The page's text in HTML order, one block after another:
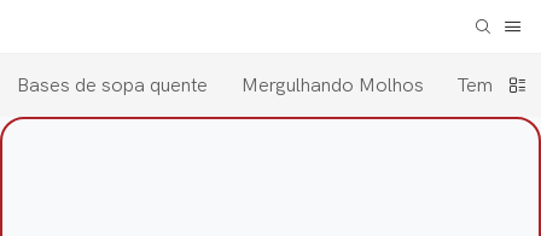
Bases de sopa quente Mergulhando Molhos Tempero